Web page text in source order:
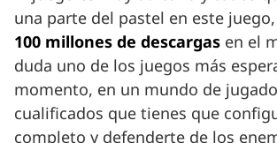
una parte del pastel en este juego,
100 millones de descargas en el
duda uno de los juegos más
momento, en un mundo de
cualificados que tienes que
completo y defenderte de los